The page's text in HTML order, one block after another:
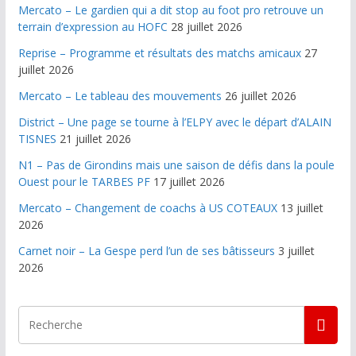
Mercato – Le gardien qui a dit stop au foot pro retrouve un
terrain d’expression au HOFC 28 juillet 2026
Reprise – Programme et résultats des matchs amicaux 27
juillet 2026
Mercato – Le tableau des mouvements 26 juillet 2026
District – Une page se tourne à l’ELPY avec le départ d’ALAIN
TISNES 21 juillet 2026
N1 – Pas de Girondins mais une saison de défis dans la poule
Ouest pour le TARBES PF 17 juillet 2026
Mercato – Changement de coachs à US COTEAUX 13 juillet
2026
Carnet noir – La Gespe perd l’un de ses bâtisseurs 3 juillet
2026